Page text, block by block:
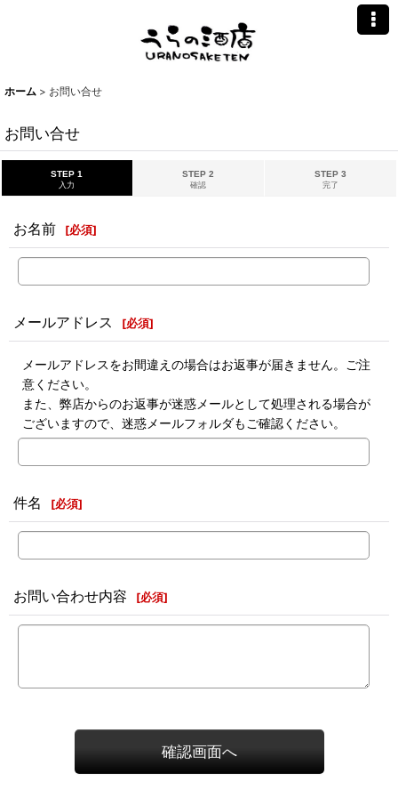
ホーム > お問い合せ
お問い合せ
STEP 1
入力
STEP 2
確認
STEP 3
完了
お名前 [必須]
メールアドレス [必須]
メールアドレスをお間違えの場合はお返事が届きません。ご注
意ください。
また、弊店からのお返事が迷惑メールとして処理される場合が
ございますので、迷惑メールフォルダもご確認ください。
件名 [必須]
お問い合わせ内容 [必須]
確認画面へ